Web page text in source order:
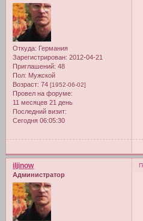
Откуда: Германия
Зарегистрирован: 2012-04-21
Приглашений: 48
Пол: Мужской
Возраст: 74[1952-06-02]
Провел на форуме:
11 месяцев 21 день
Последний визит:
Сегодня 06:05:30
iljinow
Администратор